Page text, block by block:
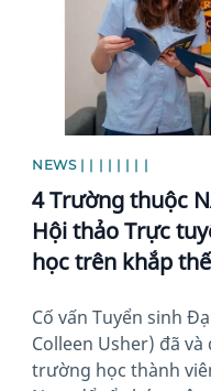
NEWS | | | | | | | |
4 Trường thuộc
Hội thảo Trực
học trên khắp
Cố vấn Tuyển sinh
Colleen Usher) đã
trường học thành